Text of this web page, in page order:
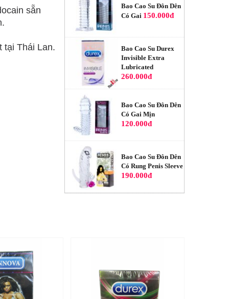
sẵn
tại Thái Lan.
Bao Cao Su Đôn Dên
Có Gai 150.000đ
Bao Cao Su Durex
Invisible Extra
Lubricated
260.000đ
Bao Cao Su Đôn Dên
Có Gai Mịn
120.000đ
Bao Cao Su Đôn Dên
Có Rung Penis Sleeve
190.000đ
5 Cm Màu Da
200.000đ